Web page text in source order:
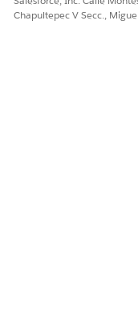
¡Háganos
Chapultepec V Secc.,